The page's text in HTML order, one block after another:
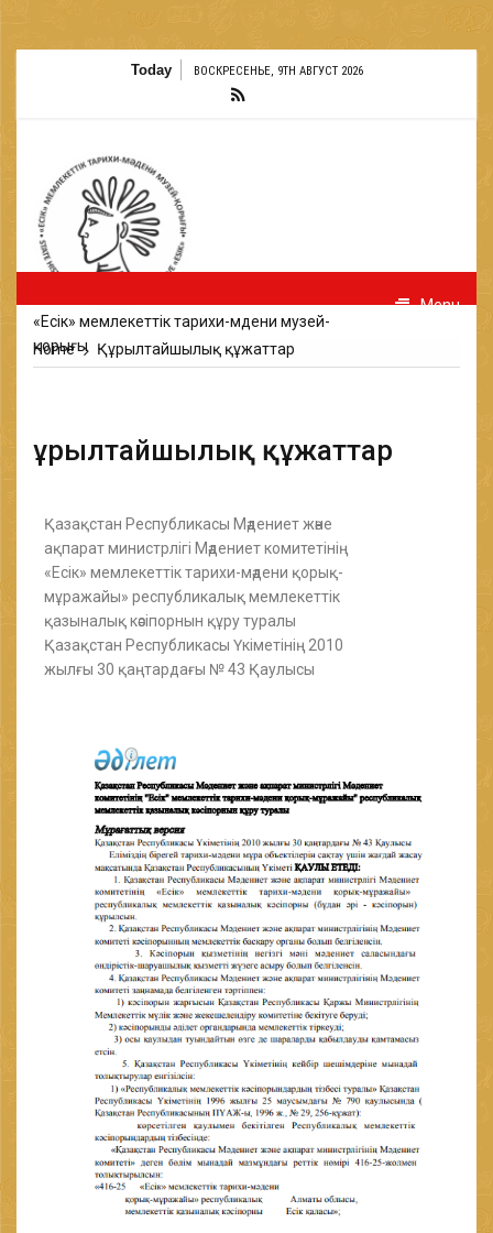
Today ВОСКРЕСЕНЬЕ, 9TH АВГУСТ 2026
«Есік» мемлекеттік тарихи-мәдени музей-
қорығы
Menu
Home Құрылтайшылық құжаттар
Құрылтайшылық құжаттар
Қазақстан Республикасы Мәдениет және
ақпарат министрлігі Мәдениет комитетінің
«Есік» мемлекеттік тарихи-мәдени қорық-
мұражайы» республикалық мемлекеттік
қазыналық кәсіпорнын құру туралы
Қазақстан Республикасы Үкіметінің 2010
жылғы 30 қаңтардағы № 43 Қаулысы